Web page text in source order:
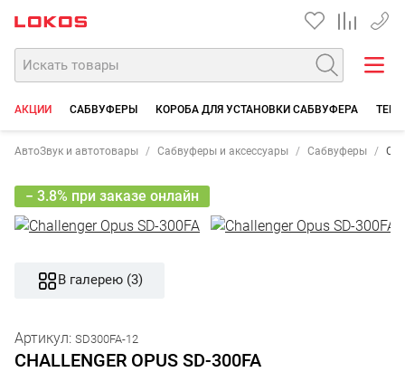
+7
АКЦИИ САБВУФЕРЫ КОРОБА ДЛЯ УСТАНОВКИ САБВУФЕРА
АвтоЗвук и автотовары Сабвуферы и аксессуары Сабвуферы
− 3.8% при заказе онлайн
В галерею (3)
Артикул: SD300FA-12
CHALLENGER OPUS SD-300FA